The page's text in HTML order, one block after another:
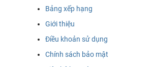
Bảng xếp hạng
Giới thiệu
Điều khoản sử dụng
Chính sách bảo mật